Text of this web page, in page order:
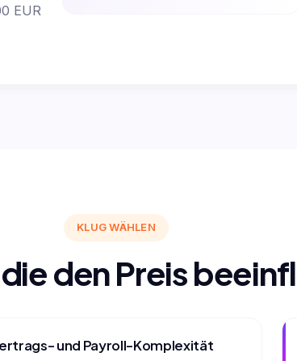
EUR
KLUG WÄHLEN
den Preis
und Payroll-Komplexität